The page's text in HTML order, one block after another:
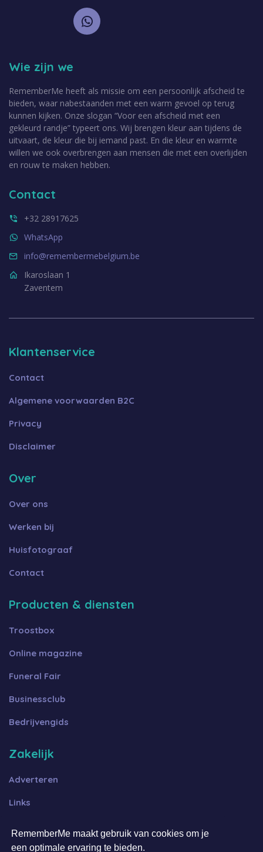
RememberMe maakt gebruik van cookies om je
een optimale ervaring te bieden.
Contact
+32 28917625
WhatsApp
info@remembermebelgium.be
Ikaroslaan 1
Zaventem
Wie zijn we
RememberMe heeft als missie om een persoonlijk afscheid te
bieden, waar nabestaanden met een warm gevoel op terug
kunnen kijken. Onze slogan “Voor een afscheid met een
gekleurd randje” typeert ons. Wij brengen kleur aan tijdens de
uitvaart, de kleur die bij iemand past. En die kleur en warmte
willen we ook overbrengen aan mensen die met een overlijden
en rouw te maken hebben.
Klantenservice
Contact
Algemene voorwaarden B2C
Privacy
Disclaimer
Over
Over ons
Werken bij
Huisfotograaf
Contact
Producten & diensten
Troostbox
Online magazine
Funeral Fair
Businessclub
Bedrijvengids
Zakelijk
Adverteren
Links
Algemene voorwaarden FFOT